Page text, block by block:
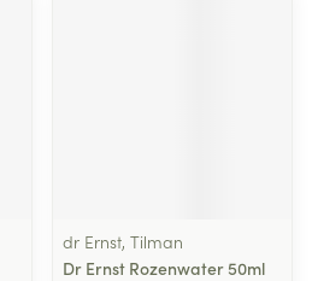
dr Ernst, Tilman
Dr Ernst Rozenwater 50ml